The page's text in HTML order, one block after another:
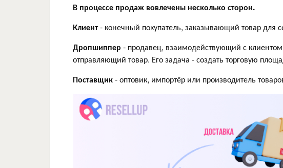
В процессе продаж вовлечены несколько сторон.
Клиент- конечный покупатель, заказывающий товар для
Дропшиппер - продавец, взаимодействующий с
отправляющий товар. Его задача - создать торговую
Поставщик- оптовик, импортёр или производитель